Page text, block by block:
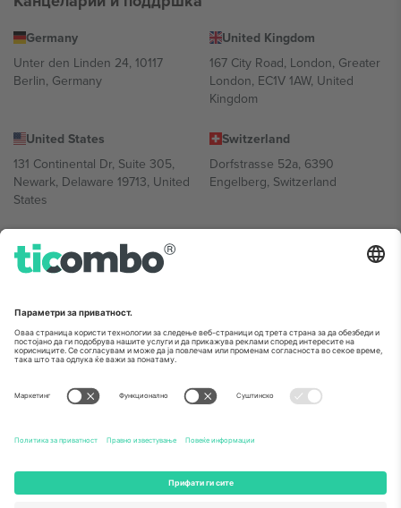
Germany
Unter den Linden 24, 10117
Berlin, Germany
United Kingdom
167 City Road, London, Greater
London, EC1V 1AW, United
Kingdom
United States
131 Continental Dr, Suite 305,
Newark, Delaware 19713, United
States
Switzerland
Dorfstrasse 52a, 6390
Engelberg, Switzerland
Bulgaria
Regus Sofia City West, bul
UAE Dubai Silicon Oasis, DDP
Mexico
Av Chapultepec 360, Roma
Norte, Cuauhtémoc, 06700
Ciudad de México, CDMX,
разликува во зависност од локацијата, настанот и/или доменот.
За детали, проверете ја конкретната страница на настанот.,